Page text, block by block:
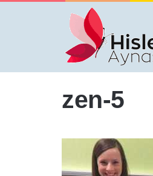
Anasayfa / ANNE ÜÇ
zen-5